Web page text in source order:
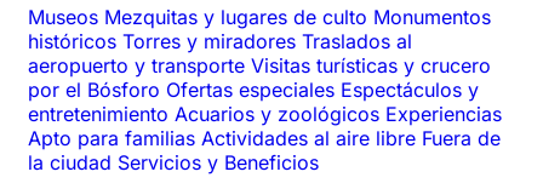
Museos Mezquitas y lugares de culto Monumentos
históricos Torres y miradores Traslados al
aeropuerto y transporte Visitas turísticas y crucero
por el Bósforo Ofertas especiales Espectáculos y
entretenimiento Acuarios y zoológicos Experiencias
Apto para familias Actividades al aire libre Fuera de
la ciudad Servicios y Beneficios